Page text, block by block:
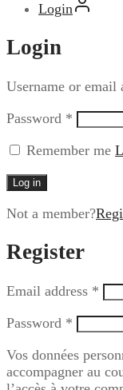
Login
Login
Username or email
Password *
Remember me
Log in
Not a member?
Register
Email address *
Password *
Vos données
accompagner au